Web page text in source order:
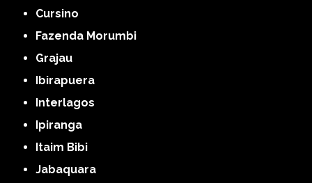
Cursino
Fazenda Morumbi
Grajau
Ibirapuera
Interlagos
Ipiranga
Itaim Bibi
Jabaquara